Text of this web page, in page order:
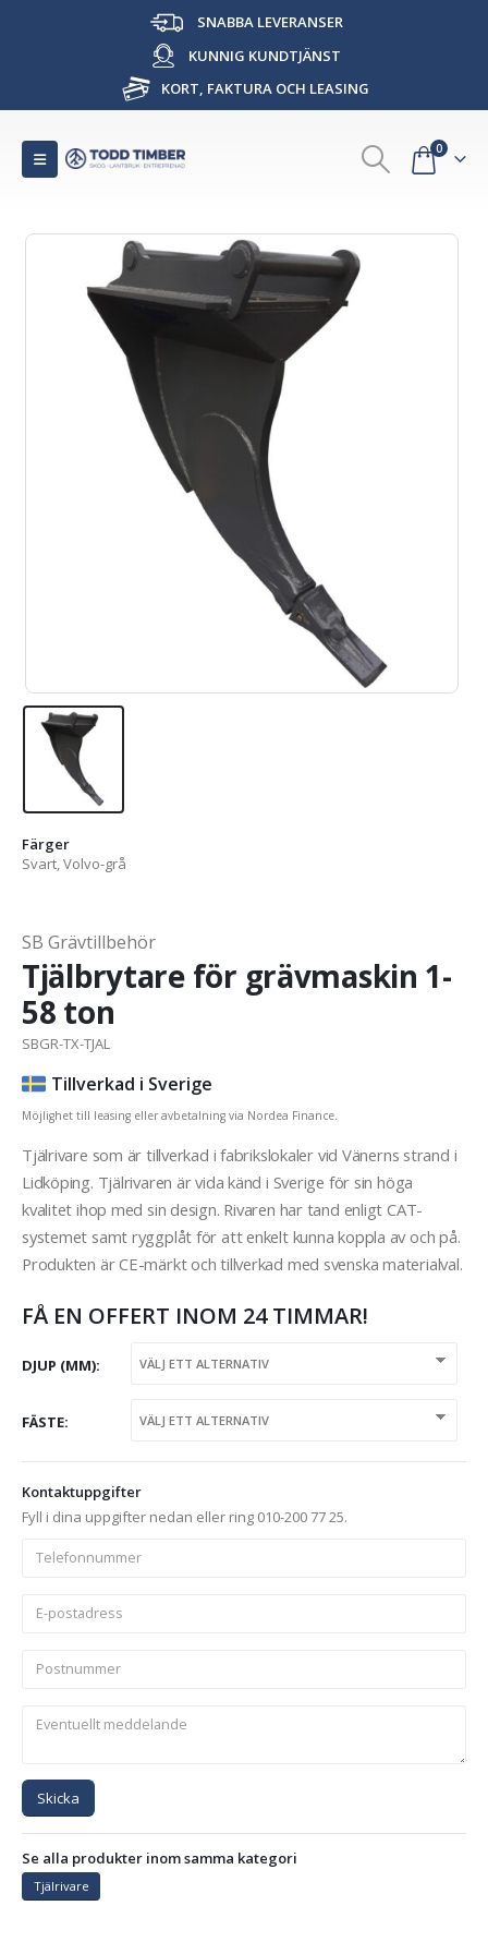
SNABBA LEVERANSER
KUNNIG KUNDTJÄNST
KORT, FAKTURA OCH LEASING
0
Färger
Svart, Volvo-grå
SB Grävtillbehör
Tjälbrytare för grävmaskin 1-
58 ton
SBGR-TX-TJAL
Tillverkad i Sverige
Möjlighet till leasing eller avbetalning via Nordea Finance.
Tjälrivare som är tillverkad i fabrikslokaler vid Vänerns strand i
Lidköping. Tjälrivaren är vida känd i Sverige för sin höga
kvalitet ihop med sin design. Rivaren har tand enligt CAT-
systemet samt ryggplåt för att enkelt kunna koppla av och på.
Produkten är CE-märkt och tillverkad med svenska materialval.
FÅ EN OFFERT INOM 24 TIMMAR!
DJUP (MM)
FÄSTE
Kontaktuppgifter
Fyll i dina uppgifter nedan eller ring 010-200 77 25.
Skicka
Se alla produkter inom samma kategori
Tjälrivare